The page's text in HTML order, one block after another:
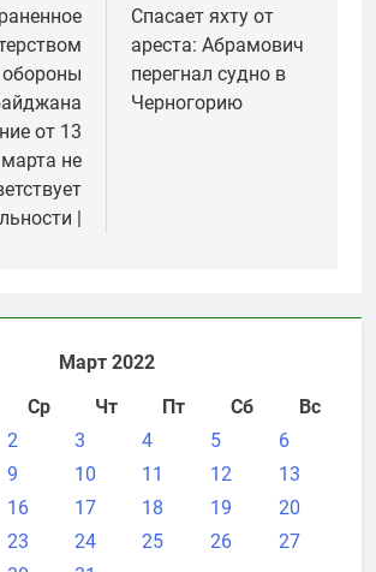
обороны
от 13
марта не
|
Спасает яхту от
ареста: Абрамович
перегнал судно в
Черногорию
Март 2022
Ср Чт Пт Сб
Вс
2 3 4 5
6
9 10 11 12
13
16 17 18 19
20
23 24 25 26
27